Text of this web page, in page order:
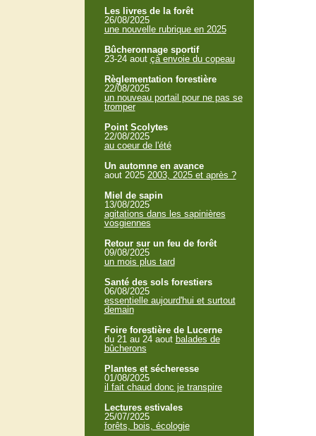
Les livres de la forêt
26/08/2025
une nouvelle rubrique en 2025
Bûcheronnage sportif
23-24 aout çà envoie du copeau
Règlementation forestière
22/08/2025
un nouveau portail pour ne pas se
tromper
Point Scolytes
22/08/2025
au coeur de l'été
Un automne en avance
aout 2025 2003, 2025 et après ?
Miel de sapin
13/08/2025
agitations dans les sapinières
vosgiennes
Retour sur un feu de forêt
09/08/2025
un mois plus tard
Santé des sols forestiers
06/08/2025
essentielle aujourd'hui et surtout
demain
Foire forestière de Lucerne
du 21 au 24 aout balades de
bûcherons
Plantes et sécheresse
01/08/2025
il fait chaud donc je transpire
Lectures estivales
25/07/2025
forêts, bois, écologie